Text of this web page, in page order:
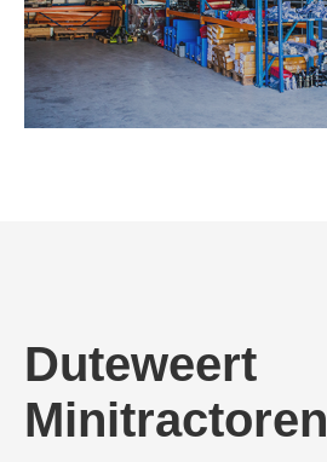
Duteweert
Minitractoren